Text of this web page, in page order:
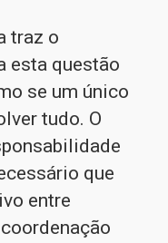
traz o
esta questão
se um único
tudo. O
que
entre